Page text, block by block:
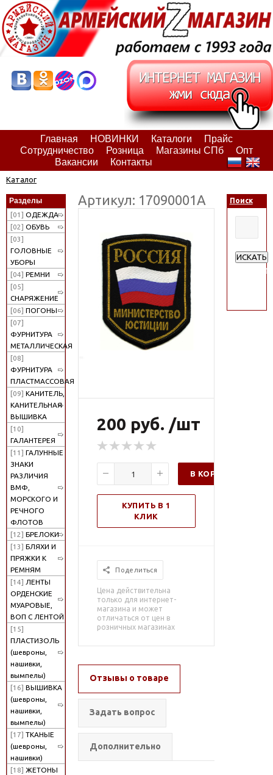
Главная НОВИНКИ Каталоги
Прайс
Сотрудничество
Розница Магазины СПб
Опт
Вакансии
Контакты
Каталог
Разделы
[01] ОДЕЖДА
[02] ОБУВЬ
[03]
ГОЛОВНЫЕ
УБОРЫ
[04] РЕМНИ
[05]
СНАРЯЖЕНИЕ
[06] ПОГОНЫ
[07]
ФУРНИТУРА
МЕТАЛЛИЧЕСКАЯ
[08]
ФУРНИТУРА
ПЛАСТМАССОВАЯ
[09] КАНИТЕЛЬ,
КАНИТЕЛЬНАЯ
ВЫШИВКА
[10]
ГАЛАНТЕРЕЯ
[11] ГАЛУННЫЕ
ЗНАКИ
РАЗЛИЧИЯ
ВМФ,
МОРСКОГО И
РЕЧНОГО
ФЛОТОВ
[12] БРЕЛОКИ
[13] БЛЯХИ И
ПРЯЖКИ К
РЕМНЯМ
[14] ЛЕНТЫ
ОРДЕНСКИЕ
МУАРОВЫЕ,
ВОП С ЛЕНТОЙ
[15]
ПЛАСТИЗОЛЬ
(шевроны,
нашивки,
вымпелы)
[16] ВЫШИВКА
(шевроны,
нашивки,
вымпелы)
[17] ТКАНЫЕ
(шевроны,
нашивки)
[18] ЖЕТОНЫ
Артикул: 17090001А
200 руб. /шт
В КОРЗИНУ
КУПИТЬ В 1
КЛИК
Поделиться
Цена действительна
только для интернет-
магазина и может
отличаться от цен в
розничных магазинах
Отзывы о товаре
Задать вопрос
Дополнительно
Поиск
ИСКАТЬ